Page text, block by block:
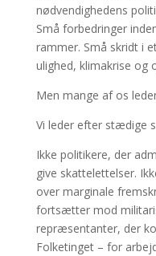
nødvendighedens
Små forbedringer
rammer. Små skridt i
ulighed, klimakrise og
Men mange af os
Vi leder efter stædige
Ikke politikere, der
give skattelettelser.
over marginale
fortsætter mod
repræsentanter, der
Folketinget – for